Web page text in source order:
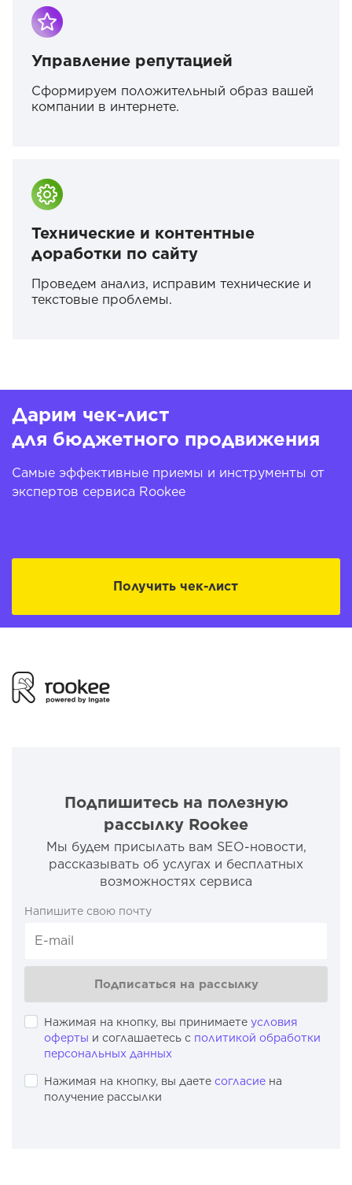
Управление репутацией
Сформируем положительный образ вашей
компании в интернете.
Технические и контентные
доработки по сайту
Проведем анализ, исправим технические и
текстовые проблемы.
Дарим чек-лист
для бюджетного продвижения
Самые эффективные приемы и инструменты от
экспертов сервиса Rookee
Получить чек-лист
Подпишитесь на полезную
рассылку Rookee
Мы будем присылать вам SEO-новости,
рассказывать об услугах и бесплатных
возможностях сервиса
Напишите свою почту
Подписаться на рассылку
Нажимая на кнопку, вы принимаете условия
оферты и соглашаетесь с политикой обработки
персональных данных
Нажимая на кнопку, вы даете согласие на
получение рассылки